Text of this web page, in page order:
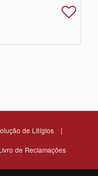
de Litígios |
de Reclamações